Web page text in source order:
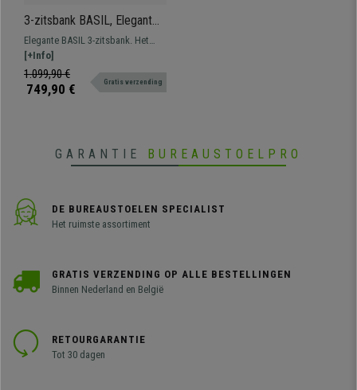
3-zitsbank BASIL, Elegant
Ontwerp, elegant Ontwerp,
in Leder, Kleur Groen
Elegante BASIL 3-zitsbank. Het
exclusieve ontwerp brengt stijl
naar elke ruimte. Design, kwaliteit
en stijl voor de beste prijs!
[+Info]
1.099,90 €
749,90 € Gratis verzending
GARANTIE BUREAUSTOELPRO
DE BUREAUSTOELEN SPECIALIST
Het ruimste assortiment
GRATIS VERZENDING OP ALLE BESTELLINGEN
Binnen Nederland en België
RETOURGARANTIE
Tot 30 dagen